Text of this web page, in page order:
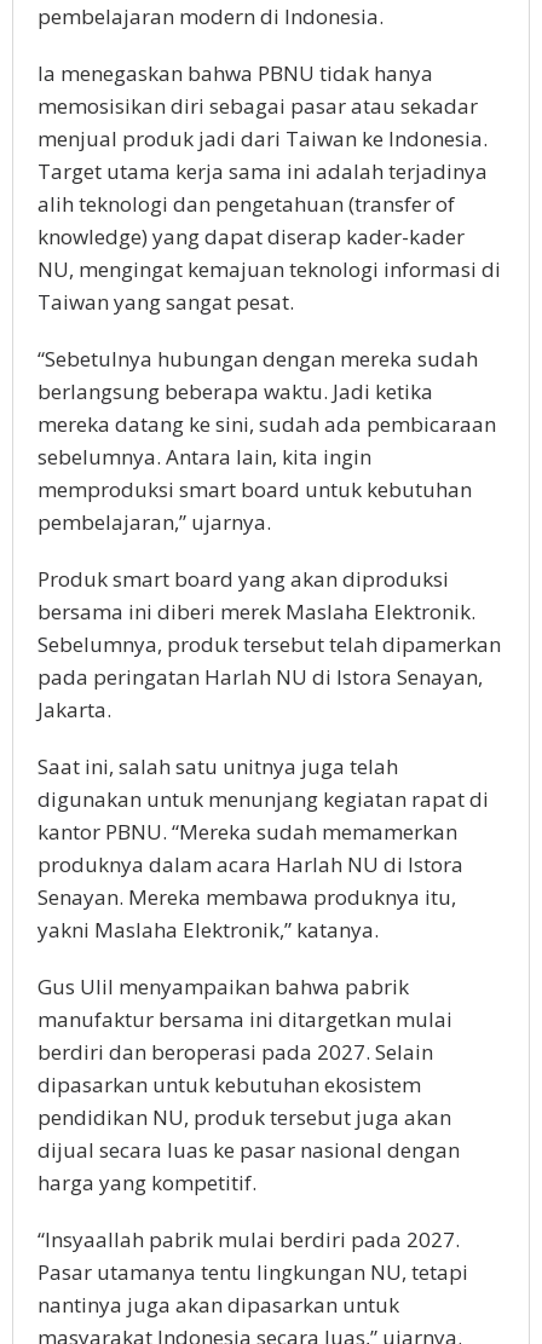
pembelajaran modern di Indonesia.
Ia menegaskan bahwa PBNU tidak hanya
memosisikan diri sebagai pasar atau sekadar
menjual produk jadi dari Taiwan ke Indonesia.
Target utama kerja sama ini adalah terjadinya
alih teknologi dan pengetahuan (transfer of
knowledge) yang dapat diserap kader-kader
NU, mengingat kemajuan teknologi informasi di
Taiwan yang sangat pesat.
“Sebetulnya hubungan dengan mereka sudah
berlangsung beberapa waktu. Jadi ketika
mereka datang ke sini, sudah ada pembicaraan
sebelumnya. Antara lain, kita ingin
memproduksi smart board untuk kebutuhan
pembelajaran,” ujarnya.
Produk smart board yang akan diproduksi
bersama ini diberi merek Maslaha Elektronik.
Sebelumnya, produk tersebut telah dipamerkan
pada peringatan Harlah NU di Istora Senayan,
Jakarta.
Saat ini, salah satu unitnya juga telah
digunakan untuk menunjang kegiatan rapat di
kantor PBNU. “Mereka sudah memamerkan
produknya dalam acara Harlah NU di Istora
Senayan. Mereka membawa produknya itu,
yakni Maslaha Elektronik,” katanya.
Gus Ulil menyampaikan bahwa pabrik
manufaktur bersama ini ditargetkan mulai
berdiri dan beroperasi pada 2027. Selain
dipasarkan untuk kebutuhan ekosistem
pendidikan NU, produk tersebut juga akan
dijual secara luas ke pasar nasional dengan
harga yang kompetitif.
“Insyaallah pabrik mulai berdiri pada 2027.
Pasar utamanya tentu lingkungan NU, tetapi
nantinya juga akan dipasarkan untuk
masyarakat Indonesia secara luas,” ujarnya.